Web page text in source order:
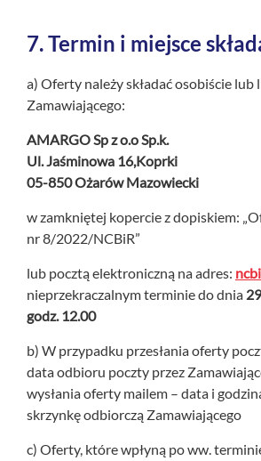
7.Termin i miejsce
a) Oferty należy składać osobiście
Zamawiającego:
AMARGO Sp z o.o Sp.k.
Ul. Jaśminowa 16,Koprki
05-850 Ożarów Mazowiecki
w zamkniętej kopercie z dopiskiem:
nr 8/2022/NCBiR”
lub pocztą elektroniczną na adres:
nieprzekraczalnym terminie do dnia
godz. 12.00
b) W przypadku przesłania oferty
data odbioru poczty przez
wysłania oferty mailem – data i
skrzynkę odbiorczą Zamawiającego
c) Oferty, które wpłyną po ww.